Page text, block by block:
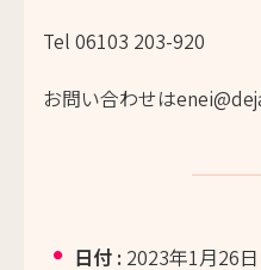
Tel 06103 203-920
お問い合わせは
日付 : 2023年1月26